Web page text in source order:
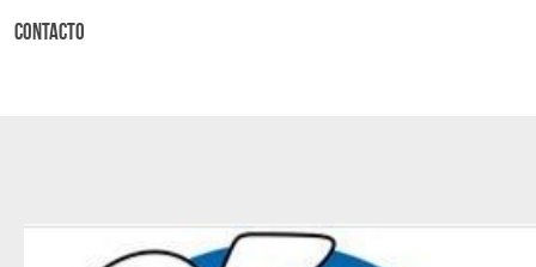
Contacto